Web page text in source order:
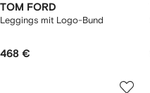
TOM FORD
Leggings mit Logo-Bund
468 €